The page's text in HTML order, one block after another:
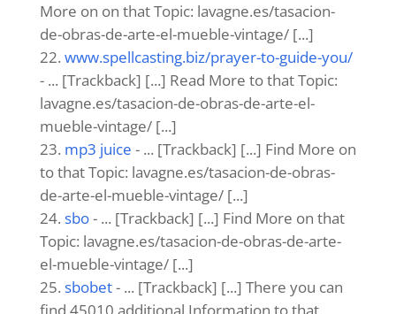
More on on that Topic: lavagne.es/tasacion-
de-obras-de-arte-el-mueble-vintage/ [...]
www.spellcasting.biz/prayer-to-guide-you/
- ... [Trackback] [...] Read More to that Topic:
lavagne.es/tasacion-de-obras-de-arte-el-
mueble-vintage/ [...]
mp3 juice - ... [Trackback] [...] Find More on
to that Topic: lavagne.es/tasacion-de-obras-
de-arte-el-mueble-vintage/ [...]
sbo- ... [Trackback] [...] Find More on that
Topic: lavagne.es/tasacion-de-obras-de-arte-
el-mueble-vintage/ [...]
sbobet- ... [Trackback] [...] There you can